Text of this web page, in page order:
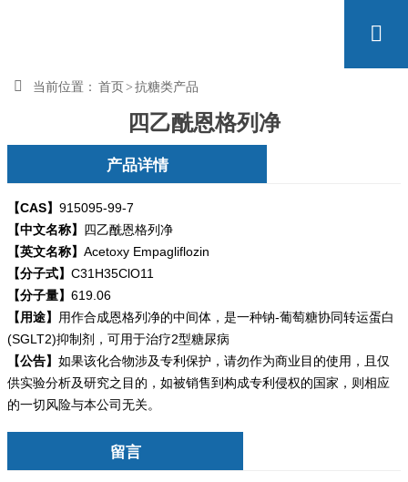

 当前位置： 首页> 抗糖类产品
四乙酰恩格列净
产品详情
【CAS】 915095-99-7
【中文名称】 四乙酰恩格列净
【英文名称】 Acetoxy Empagliflozin
【分子式】 C31H35ClO11
【分子量】 619.06
【用途】
用作合成恩格列净的中间体，是一种钠-葡萄糖协同转运蛋白
(SGLT2)抑制剂，可用于治疗2型糖尿病
【公告】 如果该化合物涉及专利保护，请勿作为商业目的使用，且仅
供实验分析及研究之目的，如被销售到构成专利侵权的国家，则相应
的一切风险与本公司无关。
留言